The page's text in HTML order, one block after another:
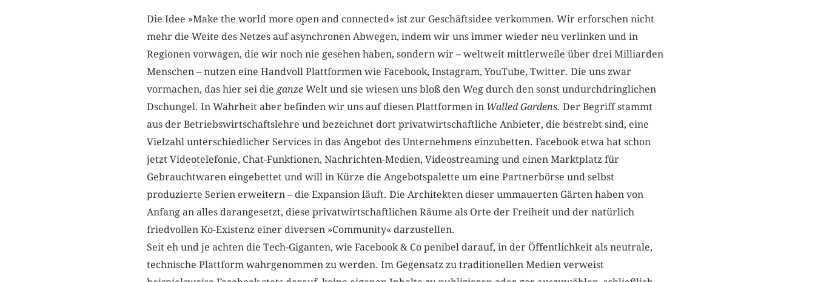
Die Idee »Make the world more open and connected« ist zur Geschäftsidee verkommen. Wir erforschen nicht
mehr die Weite des Netzes auf asynchronen Abwegen, indem wir uns immer wieder neu verlinken und in
Regionen vorwagen, die wir noch nie gesehen haben, sondern wir – weltweit mittlerweile über drei Milliarden
Menschen – nutzen eine Handvoll Plattformen wie Facebook, Instagram, YouTube, Twitter. Die uns zwar
vormachen, das hier sei die ganzeWelt und sie wiesen uns bloß den Weg durch den sonst undurchdringlichen
Dschungel. In Wahrheit aber befinden wir uns auf diesen Plattformen in Walled Gardens. Der Begriff stammt
aus der Betriebswirtschaftslehre und bezeichnet dort privatwirtschaftliche Anbieter, die bestrebt sind, eine
Vielzahl unterschiedlicher Services in das Angebot des Unternehmens einzubetten. Facebook etwa hat schon
jetzt Videotelefonie, Chat-Funktionen, Nachrichten-Medien, Videostreaming und einen Marktplatz für
Gebrauchtwaren eingebettet und will in Kürze die Angebotspalette um eine Partnerbörse und selbst
produzierte Serien erweitern – die Expansion läuft. Die Architekten dieser ummauerten Gärten haben von
Anfang an alles darangesetzt, diese privatwirtschaftlichen Räume als Orte der Freiheit und der natürlich
friedvollen Ko-Existenz einer diversen »Community« darzustellen.
Seit eh und je achten die Tech-Giganten, wie Facebook & Co penibel darauf, in der Öffentlichkeit als neutrale,
technische Plattform wahrgenommen zu werden. Im Gegensatz zu traditionellen Medien verweist